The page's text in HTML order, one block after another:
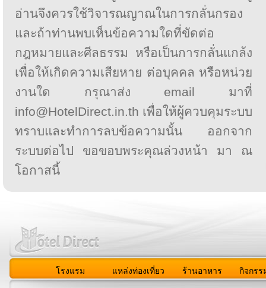
อ่านจึงควรใช้วิจารณญาณในการกลั่นกรอง
และถ้าท่านพบเห็นข้อความใดที่ขัดต่อ
กฎหมายและศีลธรรม หรือเป็นการกลั่นแกล้ง
เพื่อให้เกิดความเสียหาย ต่อบุคคล หรือหน่วย
งานใด กรุณาส่ง email มาที่
info@HotelDirect.in.th เพื่อให้ผู้ควบคุมระบบ
ทราบและทำการลบข้อความนั้น ออกจาก
ระบบต่อไป ขอขอบพระคุณล่วงหน้า มา ณ
โอกาสนี้
โรงแรม แหล่งท่องเที่ยว ร้านอาหาร กิจกรร